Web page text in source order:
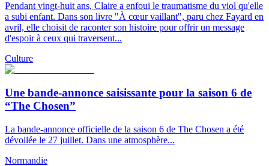
Pendant vingt-huit ans, Claire a enfoui le traumatisme du viol qu'elle
a subi enfant. Dans son livre "À cœur vaillant", paru chez Fayard en
avril, elle choisit de raconter son histoire pour offrir un message
d'espoir à ceux qui traversent...
Culture
Une bande-annonce saisissante pour la saison 6 de
“The Chosen”
La bande-annonce officielle de la saison 6 de The Chosen a été
dévoilée le 27 juillet. Dans une atmosphère...
Normandie